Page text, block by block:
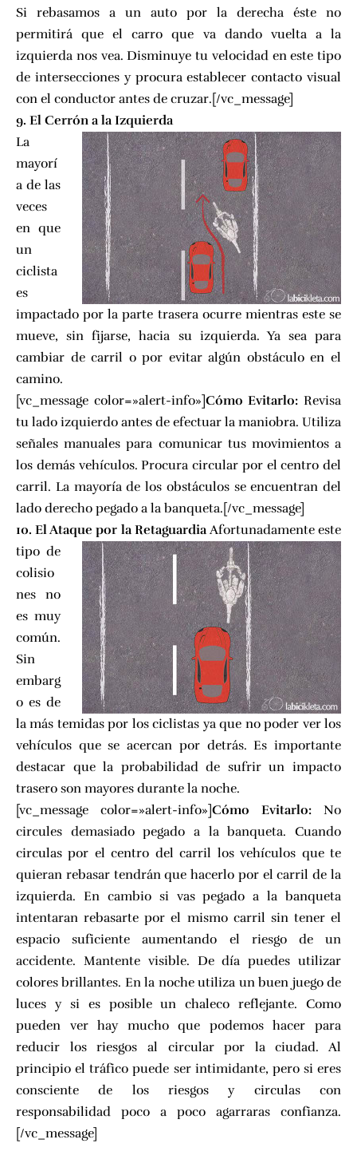
Si rebasamos a un auto por la derecha éste no
permitirá que el carro que va dando vuelta a la
izquierda nos vea. Disminuye tu velocidad en este tipo
de intersecciones y procura establecer contacto visual
con el conductor antes de cruzar.[/vc_message]
9. El Cerrón a la Izquierda
La
mayorí
a de las
veces
en que
un
ciclista
es
impactado por la parte trasera ocurre mientras este se
mueve, sin fijarse, hacia su izquierda. Ya sea para
cambiar de carril o por evitar algún obstáculo en el
camino.
[vc_message color=»alert-info»]Cómo Evitarlo: Revisa
tu lado izquierdo antes de efectuar la maniobra. Utiliza
señales manuales para comunicar tus movimientos a
los demás vehículos. Procura circular por el centro del
carril. La mayoría de los obstáculos se encuentran del
lado derecho pegado a la banqueta.[/vc_message]
10. El Ataque por la Retaguardia Afortunadamente este
tipo de
colisio
nes no
es muy
común.
Sin
embarg
o es de
la más temidas por los ciclistas ya que no poder ver los
vehículos que se acercan por detrás. Es importante
destacar que la probabilidad de sufrir un impacto
trasero son mayores durante la noche.
[vc_message color=»alert-info»]Cómo Evitarlo: No
circules demasiado pegado a la banqueta. Cuando
circulas por el centro del carril los vehículos que te
quieran rebasar tendrán que hacerlo por el carril de la
izquierda. En cambio si vas pegado a la banqueta
intentaran rebasarte por el mismo carril sin tener el
espacio suficiente aumentando el riesgo de un
accidente. Mantente visible. De día puedes utilizar
colores brillantes. En la noche utiliza un buen juego de
luces y si es posible un chaleco reflejante. Como
pueden ver hay mucho que podemos hacer para
reducir los riesgos al circular por la ciudad. Al
principio el tráfico puede ser intimidante, pero si eres
consciente de los riesgos y circulas con
responsabilidad poco a poco agarraras confianza.
[/vc_message]